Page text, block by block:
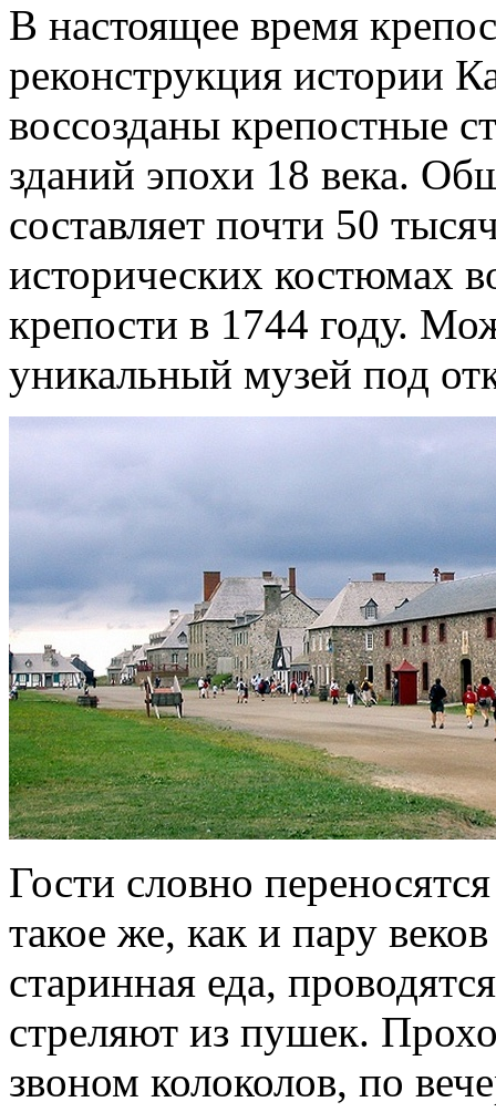
В настоящее время
реконструкция истории
воссозданы крепостные
зданий эпохи 18 века.
составляет почти 50
исторических костюмах
крепости в 1744 году.
уникальный музей под
Гости словно
такое же, как и пару
старинная еда,
стреляют из пушек.
звоном колоколов, по